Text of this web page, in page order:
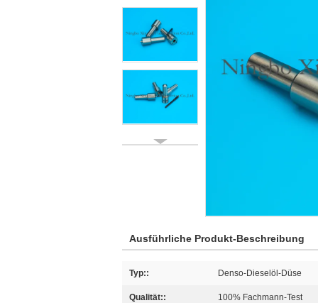
Ausführliche Produkt-Beschreibung
Typ:: Denso-Dieselöl-Düse
Qualität:: 100% Fachmann-Test